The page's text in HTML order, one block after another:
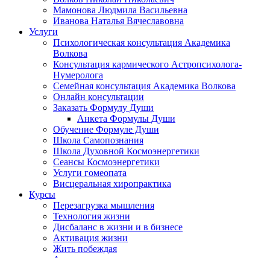
Мамонова Людмила Васильевна
Иванова Наталья Вячеславовна
Услуги
Психологическая консультация Академика
Волкова
Консультация кармического Астропсихолога-
Нумеролога
Семейная консультация Академика Волкова
Онлайн консультации
Заказать Формулу Души
Анкета Формулы Души
Обучение Формуле Души
Школа Самопознания
Школа Духовной Космоэнергетики
Сеансы Космоэнергетики
Услуги гомеопата
Висцеральная хиропрактика
Курсы
Перезагрузка мышления
Технология жизни
Дисбаланс в жизни и в бизнесе
Активация жизни
Жить побеждая